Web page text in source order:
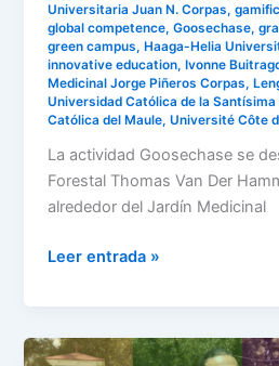
Universitaria Juan N. Corpas,
global competence,Goosechase,
green campus,Haaga-Helia
innovative education,Ivonne
Medicinal Jorge Piñeros Corpas,
Universidad Católica de la Santísima
Católica del Maule,Université Côte
La actividad Goosechase se
Forestal Thomas Van Der
alrededor del Jardín Medicinal
Leer entrada »
La